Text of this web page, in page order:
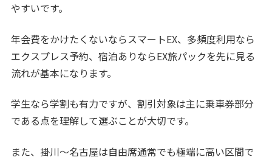
やすいです。
年会費をかけたくないならスマートEX、多頻度利用なら
エクスプレス予約、宿泊ありならEX旅パックを先に見る
流れが基本になります。
学生なら学割も有力ですが、割引対象は主に乗車券部分
である点を理解して選ぶことが大切です。
また、掛川〜名古屋は自由席通常でも極端に高い区間で